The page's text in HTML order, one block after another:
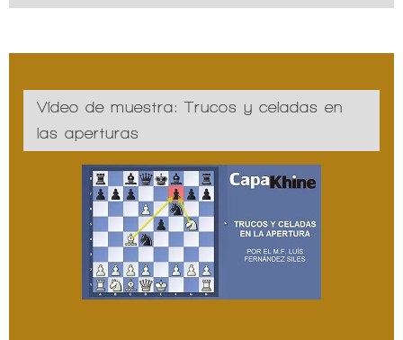
Vídeo de muestra: Trucos y celadas en
las aperturas